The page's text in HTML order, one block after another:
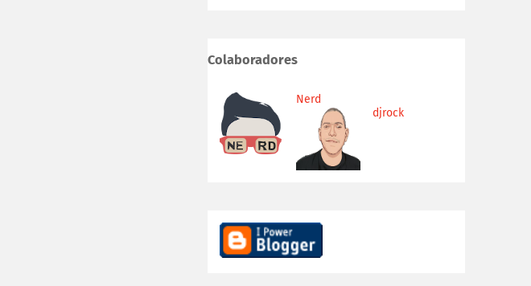
Colaboradores
Nerd
djrock